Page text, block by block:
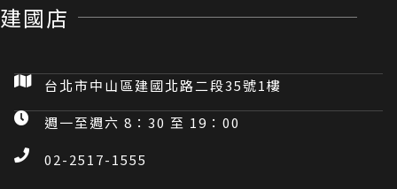
建國店
台北市中山區建國北路二段35號1樓
週一至週六 8：30 至 19：00
02-2517-1555